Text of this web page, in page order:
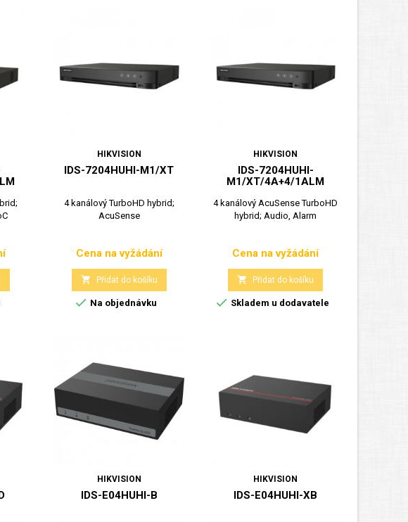
HIKVISION
IDS-7204HUHI-M1/XT
4 kanálový TurboHD hybrid;
AcuSense
Cena
Cena na vyžádání
 Přidat do košíku
 Na objednávku
HIKVISION
IDS-7204HUHI-
M1/XT/4A+4/1ALM
4 kanálový AcuSense TurboHD
hybrid; Audio, Alarm
Cena
Cena na vyžádání
 Přidat do košíku
 Skladem u dodavatele
HIKVISION
IDS-E04HUHI-B
HIKVISION
IDS-E04HUHI-XB